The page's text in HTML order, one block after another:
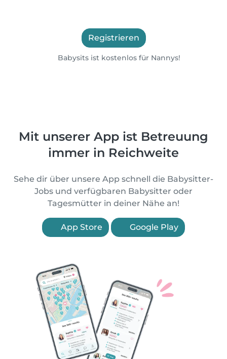
Registrieren
Babysits ist kostenlos für Nannys!
Mit unserer App ist Betreuung
immer in Reichweite
Sehe dir über unsere App schnell die Babysitter-
Jobs und verfügbaren Babysitter oder
Tagesmütter in deiner Nähe an!
App Store Google Play